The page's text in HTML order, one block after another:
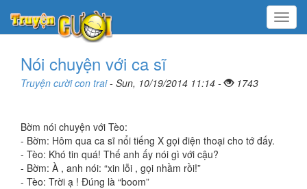
Menu
Nói chuyện với ca sĩ
Truyện cười con trai- Sun, 10/19/2014 11:14 - 1743
Bờm nói chuyện với Tèo:
- Bờm: Hôm qua ca sĩ nổi tiếng X gọi điện thoại cho tớ đấy.
- Tèo: Khó tin quá! Thế anh ấy nói gì với cậu?
- Bờm: À , anh nói: “xin lỗi , gọi nhầm rồi!”
- Tèo: Trời ạ ! Đúng là “boom”